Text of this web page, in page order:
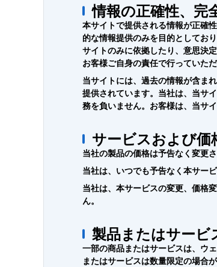
情報の正確性、完
本サイトで提供される情報が正確
的な情報提供のみを目的としてお
サイトのみに依拠したり、意思決
お客様ご自身の責任で行っていた
当サイトには、過去の情報が含ま
提供されています。当社は、当サ
務を負いません。お客様は、当サ
サービスおよび価
当社の製品の価格は予告なく変更
当社は、いつでも予告なく本サー
当社は、本サービスの変更、価格
ん。
製品またはサービ
一部の商品またはサービスは、ウ
またはサービスは数量限定の場合